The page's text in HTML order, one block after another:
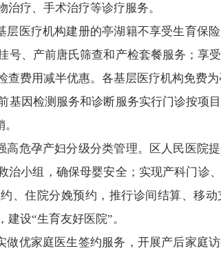
疗、手术治疗等诊疗服务。
层医疗机构建册的亭湖籍不享受生育保
号、产前唐氏筛查和产检套餐服务；享
查费用减半优惠。各基层医疗机构免费
基因检测服务和诊断服务实行门诊按项
高危孕产妇分级分类管理。区人民医院
治小组，确保母婴安全；实现产科门诊
、住院分娩预约，推行诊间结算、移
建设“生育友好医院”。
做优家庭医生签约服务，开展产后家庭